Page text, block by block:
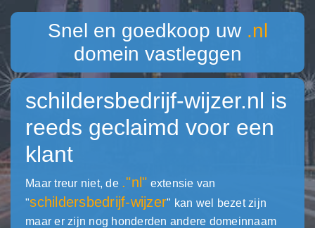
Snel en goedkoop uw .nl
domein vastleggen
schildersbedrijf-wijzer.nl is
reeds geclaimd voor een
klant
Maar treur niet, de ."nl" extensie van
"schildersbedrijf-wijzer" kan wel bezet zijn
maar er zijn nog honderden andere domeinnaam